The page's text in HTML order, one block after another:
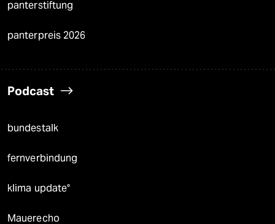
panterstiftung
panterpreis 2026
Podcast
bundestalk
fernverbindung
klima update°
Mauerecho